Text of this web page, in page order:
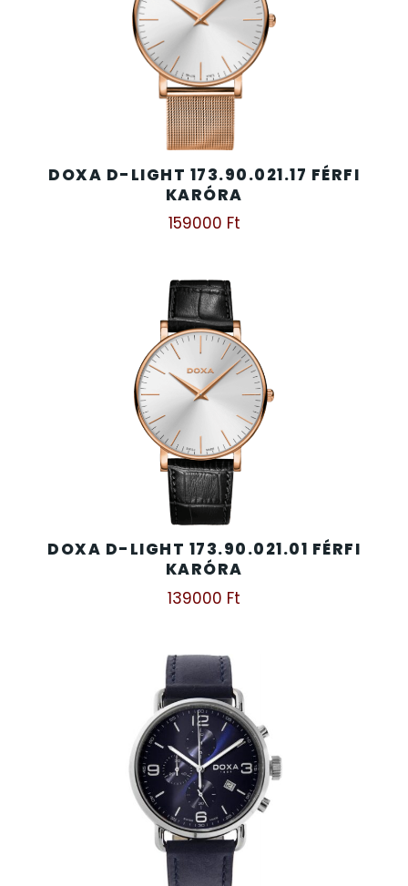
DOXA D-LIGHT 173.90.021.17 FÉRFI
KARÓRA
159000 Ft
DOXA D-LIGHT 173.90.021.01 FÉRFI
KARÓRA
139000 Ft